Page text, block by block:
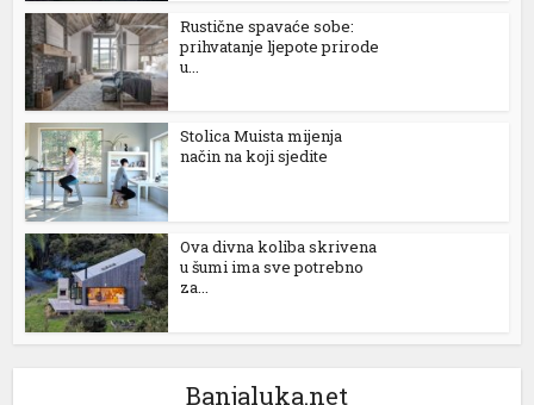
Rustične spavaće sobe:
prihvatanje ljepote prirode
u...
Stolica Muista mijenja
način na koji sjedite
Ova divna koliba skrivena
u šumi ima sve potrebno
za...
Banjaluka.net